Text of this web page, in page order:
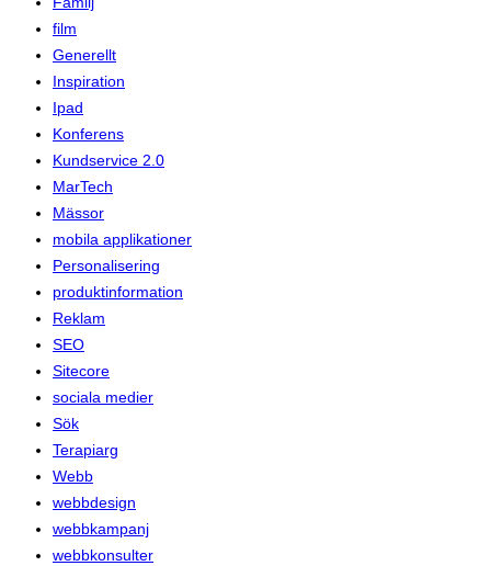
film
Generellt
Inspiration
Ipad
Konferens
Kundservice 2.0
MarTech
Mässor
mobila applikationer
Personalisering
produktinformation
Reklam
SEO
Sitecore
sociala medier
Sök
Terapiarg
Webb
webbdesign
webbkampanj
webbkonsulter